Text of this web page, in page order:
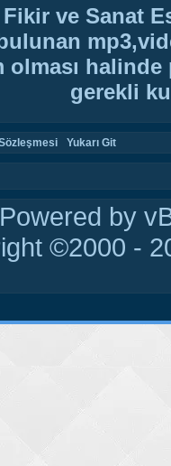
Fikir ve Sanat
olması
gerekli
Yukarı Git
Powered by
©2000 -